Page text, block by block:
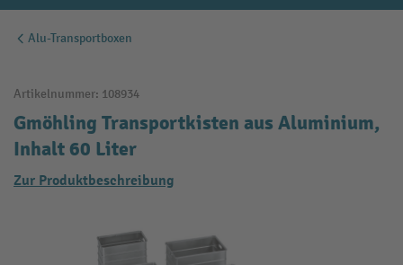
Alu-Transportboxen
Artikelnummer: 108934
Gmöhling Transportkisten aus Aluminium,
Inhalt 60 Liter
Zur Produktbeschreibung